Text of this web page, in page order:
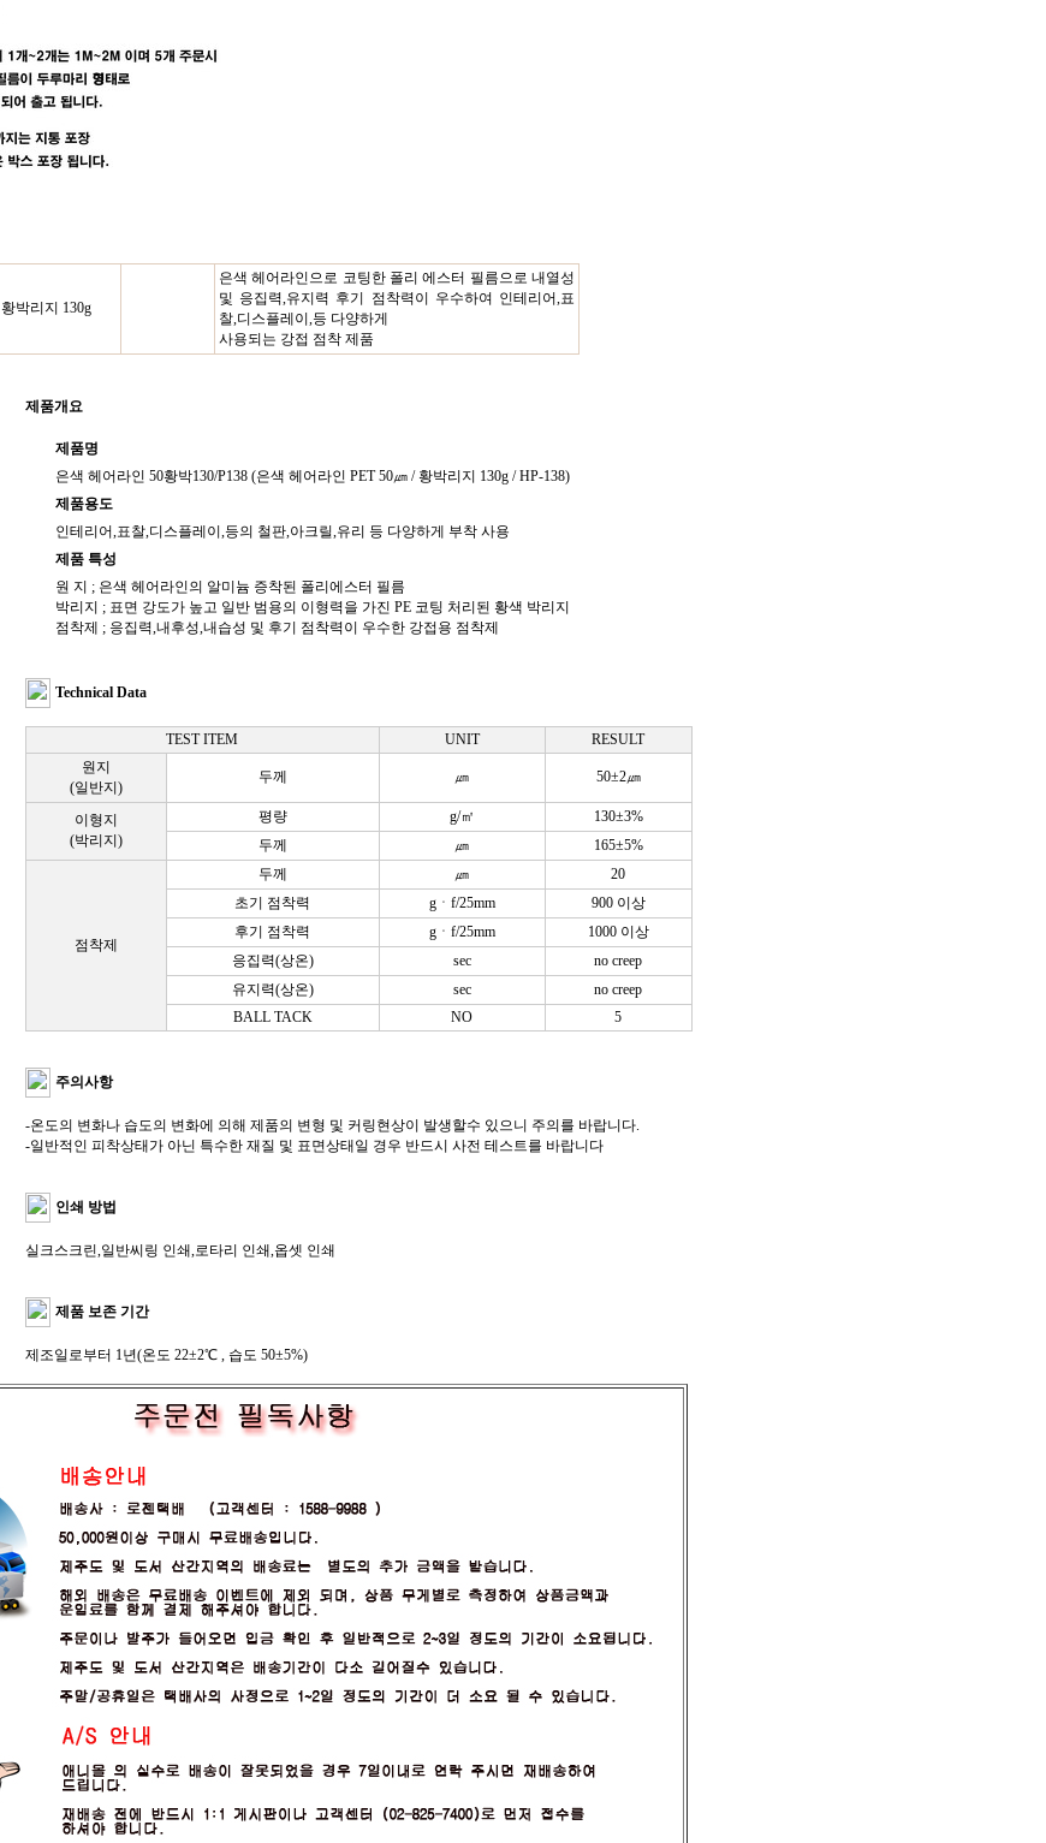
황박리지 130g
은색 헤어라인으로 코팅한 폴리 에스터 필름으로 내열성
및 응집력,유지력 후기 점착력이 우수하여 인테리어,표
찰,디스플레이,등 다양하게
사용되는 강접 점착 제품
제품개요
제품명
은색 헤어라인 50황박130/P138 (은색 헤어라인 PET 50㎛ / 황박리지 130g / HP-138)
제품용도
인테리어,표찰,디스플레이,등의 철판,아크릴,유리 등 다양하게 부착 사용
제품 특성
원 지 ; 은색 헤어라인의 알미늄 증착된 폴리에스터 필름
박리지 ; 표면 강도가 높고 일반 범용의 이형력을 가진 PE 코팅 처리된 황색 박리지
점착제 ; 응집력,내후성,내습성 및 후기 점착력이 우수한 강접용 점착제
Technical Data
TEST ITEM UNIT
RESULT
원지
(일반지)
두께 ㎛ 50±2㎛
이형지
(박리지)
평량 g/㎡
130±3%
두께
㎛ 165±5%
점착제
두께 ㎛
20
초기 점착력
gㆍf/25mm
900 이상
후기 점착력
gㆍf/25mm
1000 이상
응집력(상온)
sec
no creep
유지력(상온)
sec
no creep
BALL TACK
NO 5
주의사항
-온도의 변화나 습도의 변화에 의해 제품의 변형 및 커링현상이 발생할수 있으니 주의를 바랍니다.
-일반적인 피착상태가 아닌 특수한 재질 및 표면상태일 경우 반드시 사전 테스트를 바랍니다
인쇄 방법
실크스크린,일반씨링 인쇄,로타리 인쇄,옵셋 인쇄
제품 보존 기간
제조일로부터 1년(온도 22±2℃ , 습도 50±5%)